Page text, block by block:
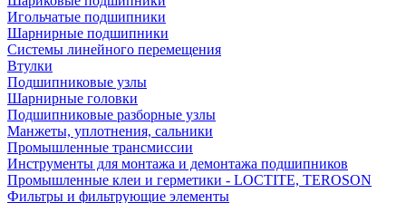
Игольчатые подшипники
Шарнирные подшипники
Системы линейного перемещения
Втулки
Подшипниковые узлы
Шарнирные головки
Подшипниковые разборные узлы
Манжеты, уплотнения, сальники
Промышленные трансмиссии
Инструменты для монтажа и демонтажа подшипников
Промышленные клеи и герметики - LOCTITE, TEROSON
Фильтры и фильтрующие элементы